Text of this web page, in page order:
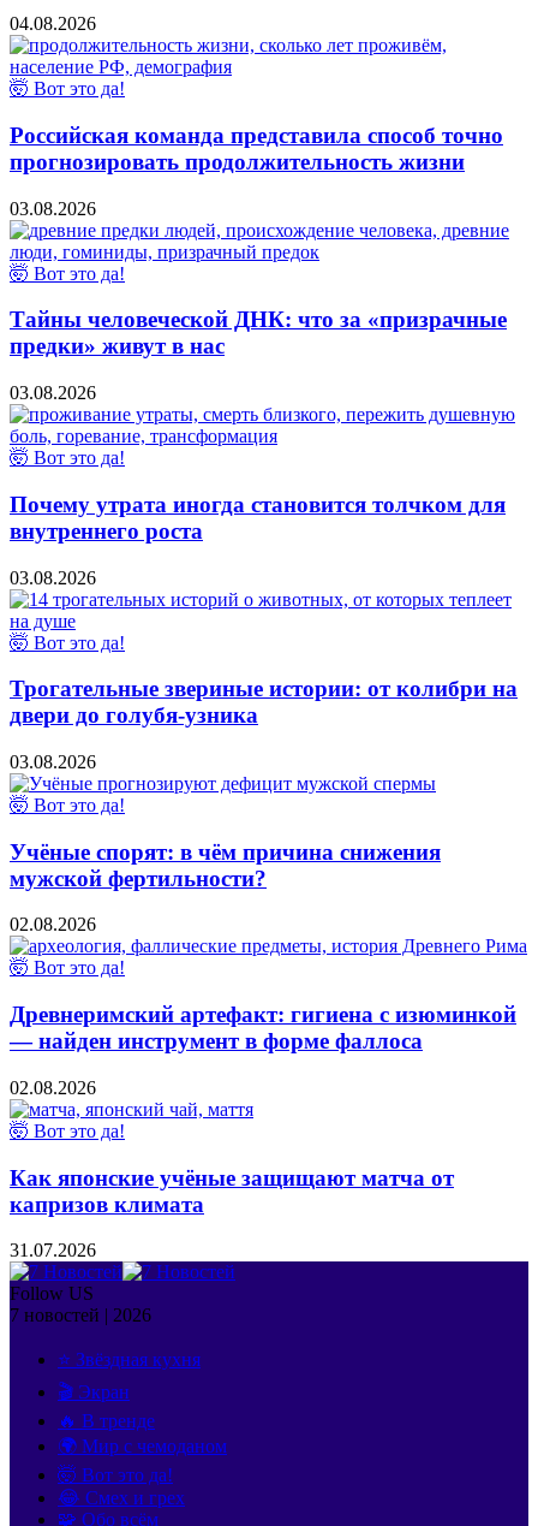
04.08.2026
🤯 Вот это да!
Российская команда представила способ точно
прогнозировать продолжительность жизни
03.08.2026
🤯 Вот это да!
Тайны человеческой ДНК: что за «призрачные
предки» живут в нас
03.08.2026
🤯 Вот это да!
Почему утрата иногда становится толчком для
внутреннего роста
03.08.2026
🤯 Вот это да!
Трогательные звериные истории: от колибри на
двери до голубя-узника
03.08.2026
🤯 Вот это да!
Учёные спорят: в чём причина снижения
мужской фертильности?
02.08.2026
🤯 Вот это да!
Древнеримский артефакт: гигиена с изюминкой
— найден инструмент в форме фаллоса
02.08.2026
🤯 Вот это да!
Как японские учёные защищают матча от
капризов климата
31.07.2026
Follow US
7 новостей | 2026
⭐ Звёздная кухня
🎬 Экран
🔥 В тренде
🌍 Мир с чемоданом
🤯 Вот это да!
😂 Смех и грех
🧩 Обо всём